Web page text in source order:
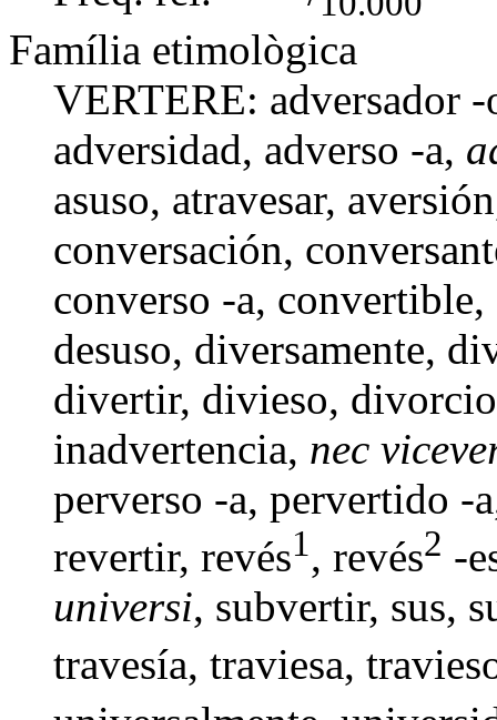
Família etimològica
VERTERE: adversador
adversidad, adverso -a,
asuso, atravesar,
conversación,
converso -a, convertible,
desuso, diversamente,
divertir, divieso, divorcio
inadvertencia, nec
perverso -a, pervertido -a
revertir, revés1, revés2 -
universi, subvertir, sus,
travesía, traviesa,